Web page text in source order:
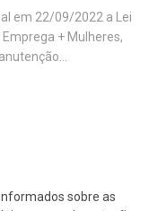
em 22/09/2022 a Lei
+ Mulheres,
sobre as